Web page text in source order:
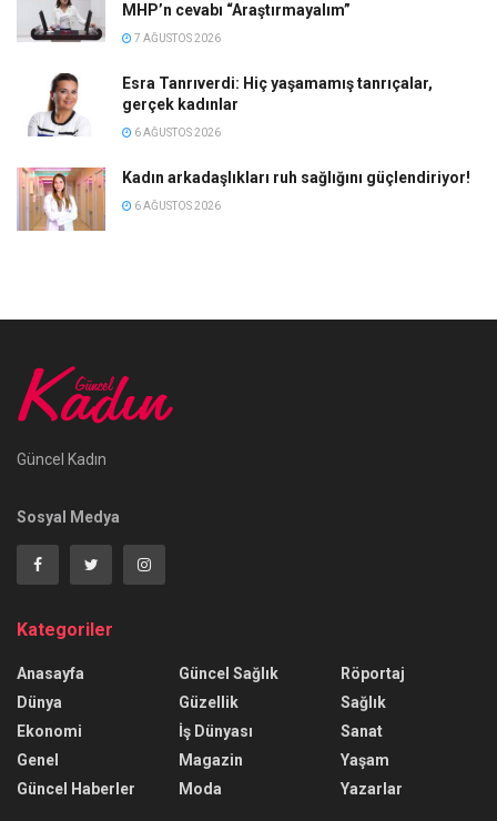
MHP’n cevabı “Araştırmayalım”
7 AĞUSTOS 2026
Esra Tanrıverdi: Hiç yaşamamış tanrıçalar,
gerçek kadınlar
6 AĞUSTOS 2026
Kadın arkadaşlıkları ruh sağlığını güçlendiriyor!
6 AĞUSTOS 2026
Güncel Kadın
Sosyal Medya
Kategoriler
Anasayfa
Dünya
Ekonomi
Genel
Güncel Haberler
Güncel Sağlık
Güzellik
İş Dünyası
Magazin
Moda
Röportaj
Sağlık
Sanat
Yaşam
Yazarlar